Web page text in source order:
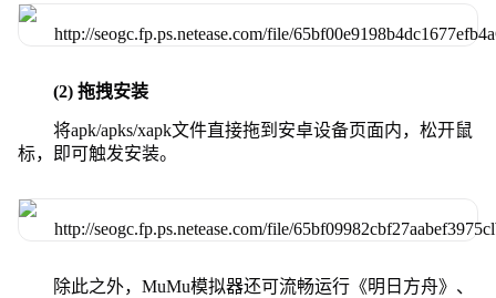
(2) 拖拽安装
将apk/apks/xapk文件直接拖到安卓设备页面内，松开鼠
标，即可触发安装。
除此之外，MuMu模拟器还可流畅运行《明日方舟》、